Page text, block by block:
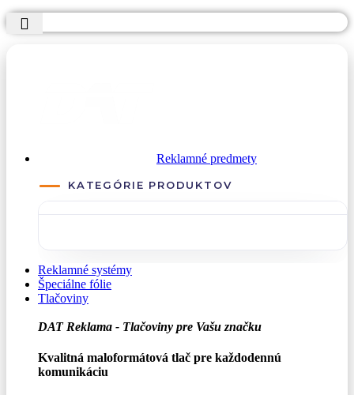
PREJSŤ NA DATREKLAMA.SK
Reklamné predmety
KATEGÓRIE PRODUKTOV
Reklamné systémy
Špeciálne fólie
Tlačoviny
DAT Reklama - Tlačoviny pre Vašu značku
Kvalitná maloformátová tlač pre každodennú
komunikáciu